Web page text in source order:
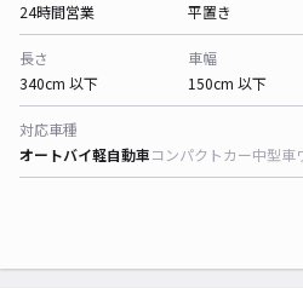
24時間営業
平置き
長さ
340cm 以下
車幅
150cm 以下
対応車種
オートバイ軽自動車コンパクトカー中型車